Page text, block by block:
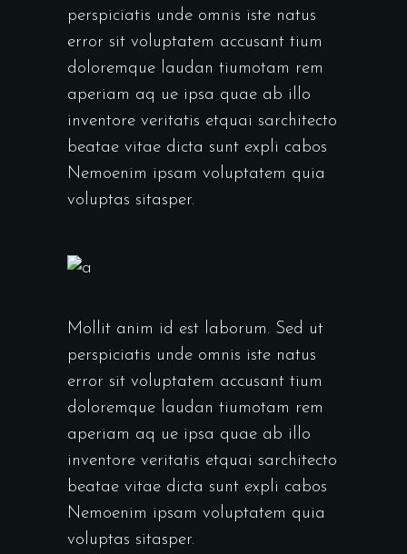
perspiciatis unde omnis iste natus
error sit voluptatem accusant tium
doloremque laudan tiumotam rem
aperiam aq ue ipsa quae ab illo
inventore veritatis etquai sarchitecto
beatae vitae dicta sunt expli cabos
Nemoenim ipsam voluptatem quia
voluptas sitasper.
Mollit anim id est laborum. Sed ut
perspiciatis unde omnis iste natus
error sit voluptatem accusant tium
doloremque laudan tiumotam rem
aperiam aq ue ipsa quae ab illo
inventore veritatis etquai sarchitecto
beatae vitae dicta sunt expli cabos
Nemoenim ipsam voluptatem quia
voluptas sitasper.